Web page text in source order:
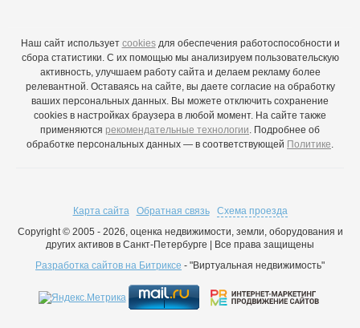
Наш сайт использует cookiesдля обеспечения работоспособности и
сбора статистики. С их помощью мы анализируем пользовательскую
активность, улучшаем работу сайта и делаем рекламу более
релевантной. Оставаясь на сайте, вы даете согласие на обработку
ваших персональных данных. Вы можете отключить сохранение
cookies в настройках браузера в любой момент. На сайте также
применяются рекомендательные технологии . Подробнее об
обработке персональных данных — в соответствующей Политике
Карта сайта Обратная связь
Схема проезда
Copyright © 2005 - 2026, оценка недвижимости, земли, оборудования и
других активов в Санкт-Петербурге | Все права защищены
Разработка сайтов на Битриксе - "Виртуальная недвижимость"